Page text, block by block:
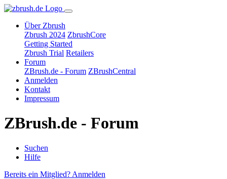
Über Zbrush
Zbrush 2024 ZbrushCore
Getting Started
Zbrush Trial Retailers
Forum
ZBrush.de - Forum ZBrushCentral
Anmelden
Kontakt
Impressum
ZBrush.de - Forum
Suchen
Hilfe
Bereits ein Mitglied? Anmelden